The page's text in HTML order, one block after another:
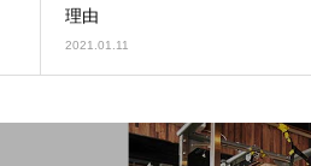
理由
2021.01.11